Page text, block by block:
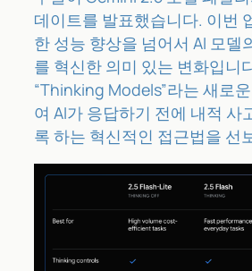
데이트를 발표했습니다. 이번
한 성능 향상을 넘어서 AI 모델
를 혁신한 의미 있는 변화입니
“Thinking Models”라는 새로
여 AI가 응답하기 전에 내적 사
록 하는 혁신적인 접근법을 선